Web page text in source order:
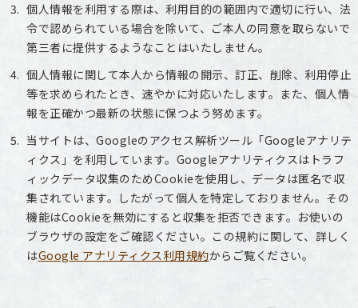
個人情報を利用する際は、利用目的の範囲内で適切に行い、法
令で認められている場合を除いて、ご本人の同意を取らないで
第三者に提供するようなことはいたしません。
個人情報に関して本人から情報の開示、訂正、削除、利用停止
等を求められたとき、速やかに対応いたします。また、個人情
報を正確かつ最新の状態に保つよう努めます。
当サイトは、Googleのアクセス解析ツール「Googleアナリテ
ィクス」を利用しています。Googleアナリティクスはトラフ
ィックデータ収集のためCookieを使用し、データは匿名で収
集されています。したがって個人を特定しておりません。その
機能はCookieを無効にすると収集を拒否できます。お使いの
ブラウザの設定をご確認ください。この規約に関して、詳しく
はGoogle アナリティクス利用規約からご覧ください。